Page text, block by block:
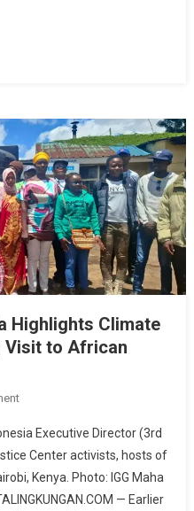
Highlights Climate
Visit to African
On
Press
Indonesia
Highlights
Climate
Executive Director (3rd
Center activists, hosts of
Kenya. Photo: IGG Maha
— Earlier